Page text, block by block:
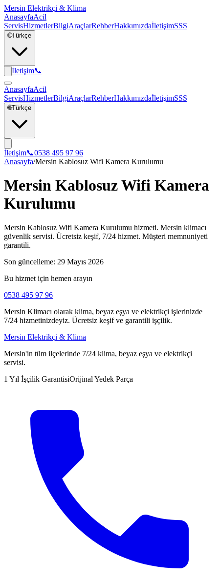
Mersin Elektrikçi & Klima
AnasayfaAcil
ServisHizmetlerBilgiAraçlarRehberHakkımızdaİletişimSSS
🌐Türkçe
İletişim📞
AnasayfaAcil
ServisHizmetlerBilgiAraçlarRehberHakkımızdaİletişimSSS
🌐Türkçe
İletişim📞0538 495 97 96
Anasayfa/Mersin Kablosuz Wifi Kamera Kurulumu
Mersin Kablosuz Wifi Kamera
Kurulumu
Mersin Kablosuz Wifi Kamera Kurulumu hizmeti. Mersin klimacı
güvenlik servisi. Ücretsiz keşif, 7/24 hizmet. Müşteri memnuniyeti
garantili.
Son güncelleme: 29 Mayıs 2026
Bu hizmet için hemen arayın
0538 495 97 96
Mersin Klimacı olarak klima, beyaz eşya ve elektrikçi işlerinizde
7/24 hizmetinizdeyiz. Ücretsiz keşif ve garantili işçilik.
Mersin Elektrikçi & Klima
Mersin'in tüm ilçelerinde 7/24 klima, beyaz eşya ve elektrikçi
servisi.
1 Yıl İşçilik GarantisiOrijinal Yedek Parça